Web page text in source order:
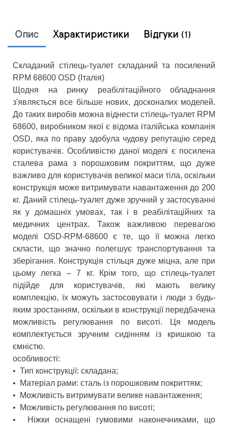
Опис Характиристики Відгуки (1)
Складаний стілець-туалет складаний та посилений
RPM 68600 OSD (Італія)
Щодня на ринку реабілітаційного обладнання
з'являється все більше нових, досконалих моделей.
До таких виробів можна віднести стілець-туалет RPM
68600, виробником якої є відома італійська компанія
OSD, яка по праву здобула чудову репутацію серед
користувачів. Особливістю даної моделі є посилена
сталева рама з порошковим покриттям, що дуже
важливо для користувачів великої маси тіла, оскільки
конструкція може витримувати навантаження до 200
кг. Даний стілець-туалет дуже зручний у застосуванні
як у домашніх умовах, так і в реабілітаційних та
медичних центрах. Також важливою перевагою
моделі OSD-RPM-68600 є те, що її можна легко
скласти, що значно полегшує транспортування та
зберігання. Конструкція стільця дуже міцна, але при
цьому легка – 7 кг. Крім того, що стілець-туалет
підійде для користувачів, які мають велику
комплекцію, їх можуть застосовувати і люди з будь-
яким зростанням, оскільки в конструкції передбачена
можливість регулювання по висоті. Ця модель
комплектується зручним сидінням із кришкою та
ємністю.
особливості:
• Тип конструкції: складана;
•
Матеріал рами: сталь із порошковим покриттям;
•
Можливість витримувати велике навантаження;
•
Можливість регулювання по висоті;
•
Ніжки оснащені гумовими наконечниками, що